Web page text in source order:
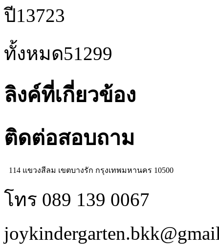
ปี13723
ทั้งหมด51299
ลิงค์ที่เกี่ยวข้อง
ติดต่อสอบถาม
114 แขวงสีลม เขตบางรัก กรุงเทพมหานคร 10500
โทร 089 139 0067